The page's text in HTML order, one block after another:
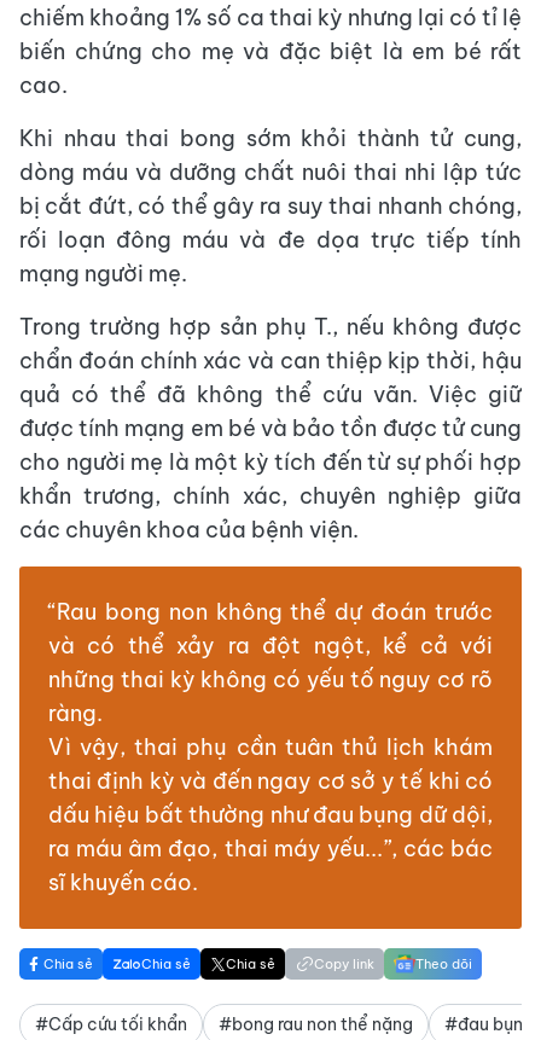
chiếm khoảng 1% số ca thai kỳ nhưng lại có tỉ lệ
biến chứng cho mẹ và đặc biệt là em bé rất
cao.
Khi nhau thai bong sớm khỏi thành tử cung,
dòng máu và dưỡng chất nuôi thai nhi lập tức
bị cắt đứt, có thể gây ra suy thai nhanh chóng,
rối loạn đông máu và đe dọa trực tiếp tính
mạng người mẹ.
Trong trường hợp sản phụ T., nếu không được
chẩn đoán chính xác và can thiệp kịp thời, hậu
quả có thể đã không thể cứu vãn. Việc giữ
được tính mạng em bé và bảo tồn được tử cung
cho người mẹ là một kỳ tích đến từ sự phối hợp
khẩn trương, chính xác, chuyên nghiệp giữa
các chuyên khoa của bệnh viện.
“Rau bong non không thể dự đoán trước
và có thể xảy ra đột ngột, kể cả với
những thai kỳ không có yếu tố nguy cơ rõ
ràng.
Vì vậy, thai phụ cần tuân thủ lịch khám
thai định kỳ và đến ngay cơ sở y tế khi có
dấu hiệu bất thường như đau bụng dữ dội,
ra máu âm đạo, thai máy yếu...”, các bác
sĩ khuyến cáo.
Chia sẻ Chia sẻ Chia sẻ Copy link Theo dõi
#Cấp cứu tối khẩn #bong rau non thể nặng #đau bụng